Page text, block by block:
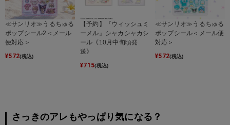
≪サンリオ≫うるちゅる
ポップシール2＜メール
便対応＞
¥572(税込)
【予約】『ウィッシュミ
ーメル』シャカシャカシ
ール《10月中旬頃発
送》
¥715(税込)
≪サンリオ≫うるちゅる
ポップシール＜メール便
対応＞
¥572(税込)
さっきのアレもやっぱり気になる？